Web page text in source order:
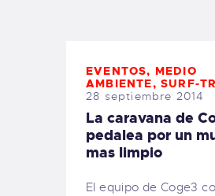
EVENTOS, MEDIO
AMBIENTE,SURF-
28 septiembre 2014
La caravana de
pedalea por un
mas limpio
El equipo de Coge3